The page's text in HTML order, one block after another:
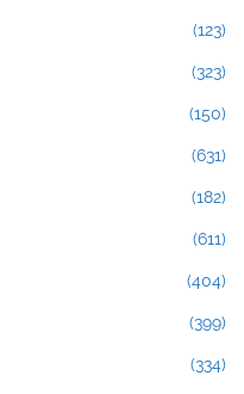
(123)
(323)
(150)
(631)
(182)
(611)
(404)
(399)
(334)